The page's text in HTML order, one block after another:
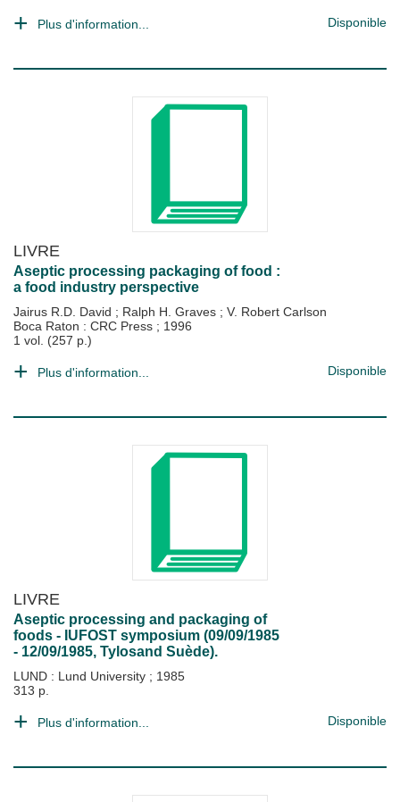
Plus d'information... Disponible
LIVRE
Aseptic processing packaging of food :
a food industry perspective
Jairus R.D. David ; Ralph H. Graves ; V. Robert Carlson
Boca Raton : CRC Press ; 1996
1 vol. (257 p.)
Plus d'information... Disponible
LIVRE
Aseptic processing and packaging of
foods - IUFOST symposium (09/09/1985
- 12/09/1985, Tylosand Suède).
LUND : Lund University ; 1985
313 p.
Plus d'information... Disponible